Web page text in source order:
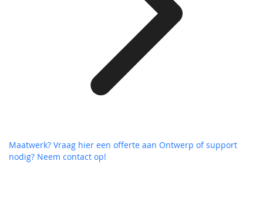
Maatwerk? Vraag hier een offerte aan Ontwerp of support
nodig? Neem contact op!